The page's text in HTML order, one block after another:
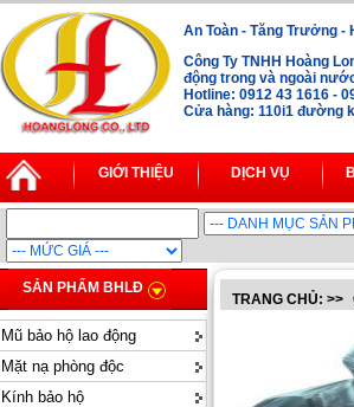
An Toàn - Tăng Trưởng -
Công Ty TNHH Hoàng
động trong và ngoài
Hotline: 0912 43 1616 -
Cửa hàng: 110i1 đường
GIỚI THIỆU DỊCH VỤ
SẢN PHẨM BHLĐ
Mũ bảo hộ lao động
Mặt nạ phòng độc
Kính bảo hộ
TRANG CHỦ: >>